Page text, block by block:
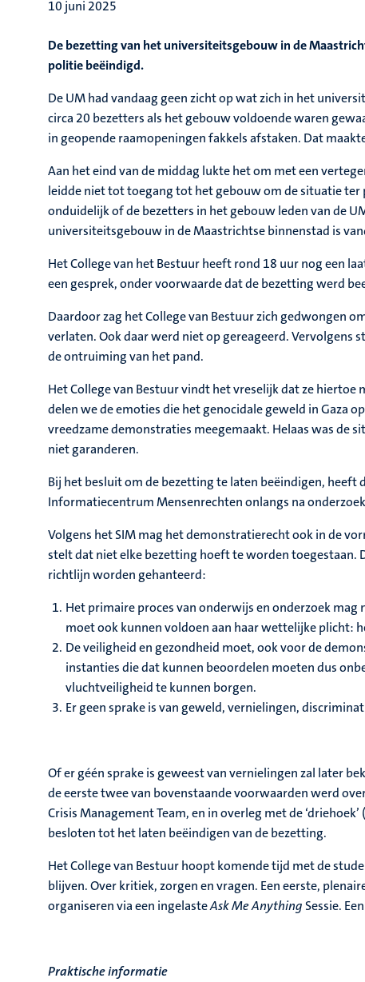
10 juni 2025
De bezetting van het universiteitsgebouw in de
politie beëindigd.
De UM had vandaag geen zicht op wat zich in het
circa 20 bezetters als het gebouw voldoende waren
in geopende raamopeningen fakkels afstaken. Dat
Aan het eind van de middag lukte het om met een
leidde niet tot toegang tot het gebouw om de situatie
onduidelijk of de bezetters in het gebouw leden van de
universiteitsgebouw in de Maastrichtse binnenstad is
Het College van het Bestuur heeft rond 18 uur nog een
een gesprek, onder voorwaarde dat de bezetting werd
Daardoor zag het College van Bestuur zich gedwongen
verlaten. Ook daar werd niet op gereageerd.
de ontruiming van het pand.
Het College van Bestuur vindt het vreselijk dat ze
delen we de emoties die het genocidale geweld in Gaza
vreedzame demonstraties meegemaakt. Helaas was de
niet garanderen.
Bij het besluit om de bezetting te laten beëindigen, heeft
Informatiecentrum Mensenrechten onlangs na
Volgens het SIM mag het demonstratierecht ook in de
stelt dat niet elke bezetting hoeft te worden toegestaan.
richtlijn worden gehanteerd:
Het primaire proces van onderwijs en onderzoek
moet ook kunnen voldoen aan haar wettelijke plicht:
De veiligheid en gezondheid moet, ook voor de
instanties die dat kunnen beoordelen moeten dus
vluchtveiligheid te kunnen borgen.
Er geen sprake is van geweld, vernielingen,
Of er géén sprake is geweest van vernielingen zal later
de eerste twee van bovenstaande voorwaarden werd
Crisis Management Team, en in overleg met de
besloten tot het laten beëindigen van de bezetting.
Het College van Bestuur hoopt komende tijd met de
blijven. Over kritiek, zorgen en vragen. Een eerste,
organiseren via een ingelasteAsk Me Anything Sessie.
Praktische informatie